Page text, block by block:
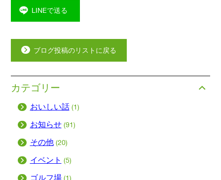
LINEで送る
ブログ投稿のリストに戻る
カテゴリー
おいしい話 (1)
お知らせ (91)
その他 (20)
イベント (5)
ゴルフ場 (1)